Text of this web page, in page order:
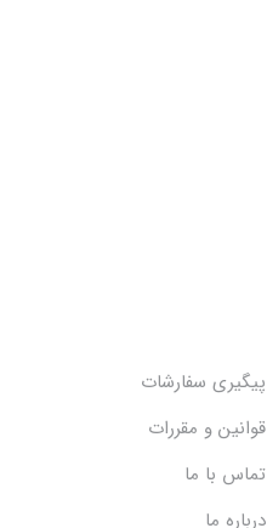
پیگیری سفارشات
قوانین و مقررات
تماس با ما
درباره ما